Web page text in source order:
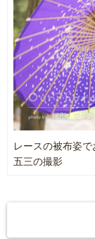
初宮参り、七五三…
お誕生日、季節の
どれも家族の大切
何よりも、当日家
事だと思っていま
イヤイヤ期、飽き
一緒に楽しんで撮
ていただきます。
後いたします。
○子どもの撮影の
レースの被布姿
五三の撮影